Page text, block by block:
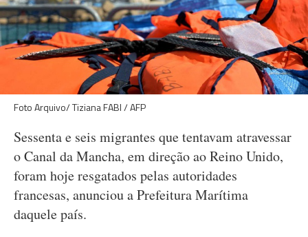
Foto Arquivo/ Tiziana FABI / AFP
Sessenta e seis migrantes que tentavam atravessar
o Canal da Mancha, em direção ao Reino Unido,
foram hoje resgatados pelas autoridades
francesas, anunciou a Prefeitura Marítima
daquele país.